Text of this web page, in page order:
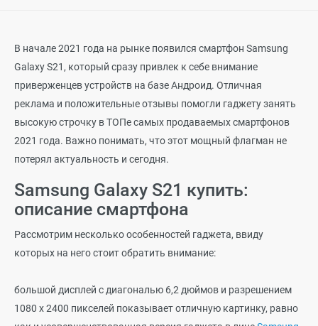
В начале 2021 года на рынке появился смартфон Samsung
Galaxy S21, который сразу привлек к себе внимание
приверженцев устройств на базе Андроид. Отличная
реклама и положительные отзывы помогли гаджету занять
высокую строчку в ТОПе самых продаваемых смартфонов
2021 года. Важно понимать, что этот мощный флагман не
потерял актуальность и сегодня.
Samsung Galaxy S21 купить:
описание смартфона
Рассмотрим несколько особенностей гаджета, ввиду
которых на него стоит обратить внимание:
большой дисплей с диагональю 6,2 дюймов и разрешением
1080 х 2400 пикселей показывает отличную картинку, равно